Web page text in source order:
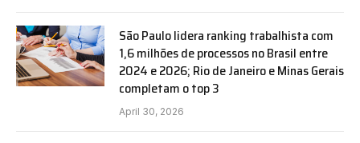
São Paulo lidera ranking trabalhista com
1,6 milhões de processos no Brasil entre
2024 e 2026; Rio de Janeiro e Minas Gerais
completam o top 3
April 30, 2026